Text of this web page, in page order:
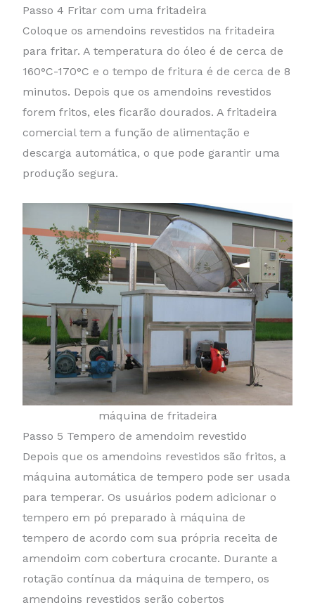
Passo 4 Fritar com uma fritadeira
Coloque os amendoins revestidos na fritadeira
para fritar. A temperatura do óleo é de cerca de
160°C-170°C e o tempo de fritura é de cerca de 8
minutos. Depois que os amendoins revestidos
forem fritos, eles ficarão dourados. A fritadeira
comercial tem a função de alimentação e
descarga automática, o que pode garantir uma
produção segura.
máquina de fritadeira
Passo 5 Tempero de amendoim revestido
Depois que os amendoins revestidos são fritos, a
máquina automática de tempero pode ser usada
para temperar. Os usuários podem adicionar o
tempero em pó preparado à máquina de
tempero de acordo com sua própria receita de
amendoim com cobertura crocante. Durante a
rotação contínua da máquina de tempero, os
amendoins revestidos serão cobertos